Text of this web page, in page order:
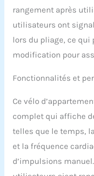
rangement après
utilisateurs ont
lors du pliage, ce qui
modification pour
Fonctionnalités et
Ce vélo
complet qui affiche
telles que le temps,
et la fréquence
d’impulsions